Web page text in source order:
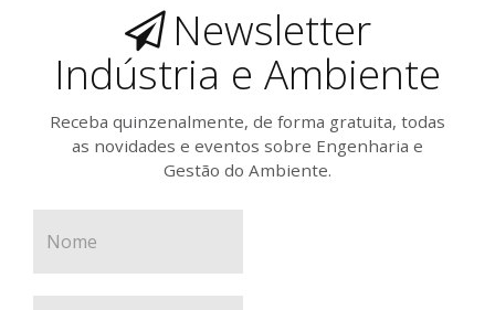
Newsletter
Indústria e Ambiente
Receba quinzenalmente, de forma gratuita, todas
as novidades e eventos sobre Engenharia e
Gestão do Ambiente.